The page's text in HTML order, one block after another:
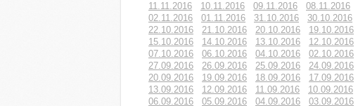
11.11.2016
10.11.2016 09.11.2016 08.11.2016
02.11.2016
01.11.2016 31.10.2016 30.10.2016
22.10.2016
21.10.2016 20.10.2016 19.10.2016
15.10.2016
14.10.2016 13.10.2016 12.10.2016
07.10.2016
06.10.2016 04.10.2016 02.10.2016
27.09.2016
26.09.2016 25.09.2016 24.09.2016
20.09.2016
19.09.2016 18.09.2016 17.09.2016
13.09.2016
12.09.2016 11.09.2016 10.09.2016
06.09.2016
05.09.2016 04.09.2016 03.09.2016